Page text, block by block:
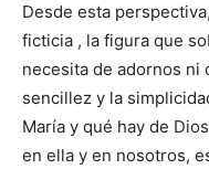
Desde esta
ficticia , la figura que
necesita de adornos ni
sencillez y la
María y qué hay de
en ella y en nosotros,